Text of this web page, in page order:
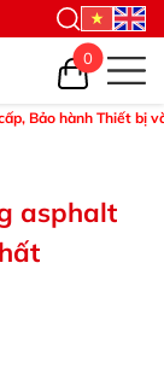
hành Thiết bị và Phụ
0
asphalt